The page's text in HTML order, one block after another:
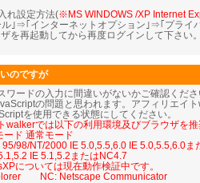
れ設定方法(※MS WINDOWS /XP Internet
ル｣⇒｢インターネットオプション｣⇒｢プライ
を再起動してから再度ログインして下さい
のですが
ワードの入力に間違いがないかご確認くだ
の問題と思われます。アフィリエイ
を使用できる状態にしてください。
walkerでは以下の利用環境及びブラウザを
ード 通常モード
95/98/NT/2000 IE 5.0,5.5,6.0 IE 5.0,5.5,6.0ま
IE 5.1,5.2またはNC4.7
については現在動作検証中です。
NC: Netscape Communicator